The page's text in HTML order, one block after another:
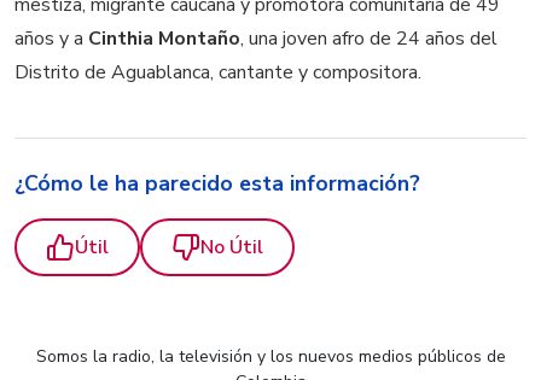
años y a Cinthia Montaño, una joven afro de 24 años del
Distrito de Aguablanca, cantante y compositora.
¿Cómo le ha parecido esta información?
Útil No Útil
Somos la radio, la televisión y los nuevos medios públicos de